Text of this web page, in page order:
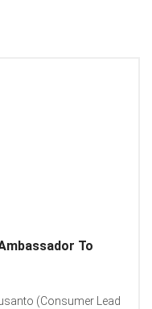
To
(Consumer Lead